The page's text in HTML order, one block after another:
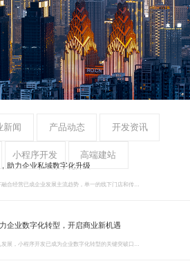
新闻 产品动态 开发资讯
小程序开发 高端建站
助力企业私域数字化升级
企业数字化转型，开启商业新机遇